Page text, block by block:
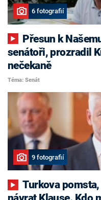
6 fotografií
senátoři, prozradil
nečekaně
Téma: Senát
9 fotografií
Turkova pomsta, nekonfliktní Havlíček i